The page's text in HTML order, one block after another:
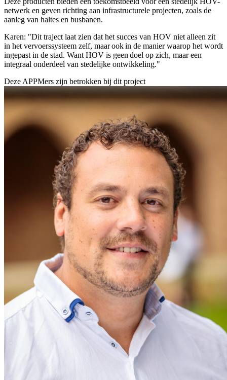
netwerk en geven richting aan infrastructurele projecten, zoals de
aanleg van haltes en busbanen.
Karen: "Dit traject laat zien dat het succes van HOV niet alleen zit
in het vervoerssysteem zelf, maar ook in de manier waarop het wordt
ingepast in de stad. Want HOV is geen doel op zich, maar een
integraal onderdeel van stedelijke ontwikkeling."
Deze APPMers zijn betrokken bij dit project